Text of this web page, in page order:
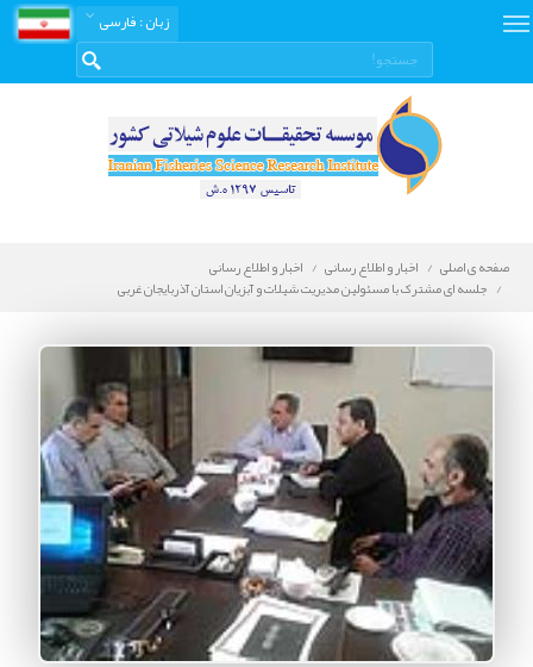
زبان: فارسی
صفحه ی اصلی اخبار و اطلاع رسانی
اخبار و اطلاع رسانی
جلسه ای مشترک با مسئولین مدیریت شیلات و آبزیان استان آذربایجان غربی